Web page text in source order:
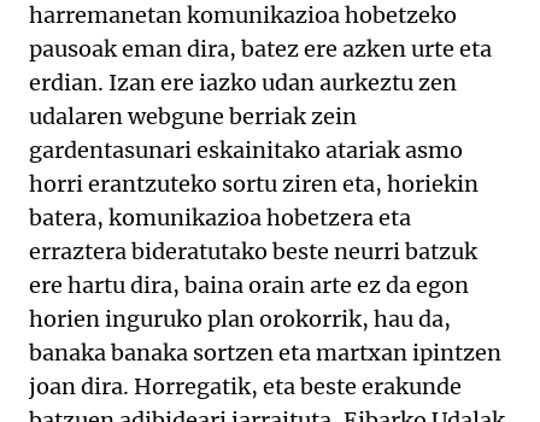
harremanetan komunikazioa hobetzeko
pausoak eman dira, batez ere azken urte eta
erdian. Izan ere iazko udan aurkeztu zen
udalaren webgune berriak zein
gardentasunari eskainitako atariak asmo
horri erantzuteko sortu ziren eta, horiekin
batera, komunikazioa hobetzera eta
erraztera bideratutako beste neurri batzuk
ere hartu dira, baina orain arte ez da egon
horien inguruko plan orokorrik, hau da,
banaka banaka sortzen eta martxan ipintzen
joan dira. Horregatik, eta beste erakunde